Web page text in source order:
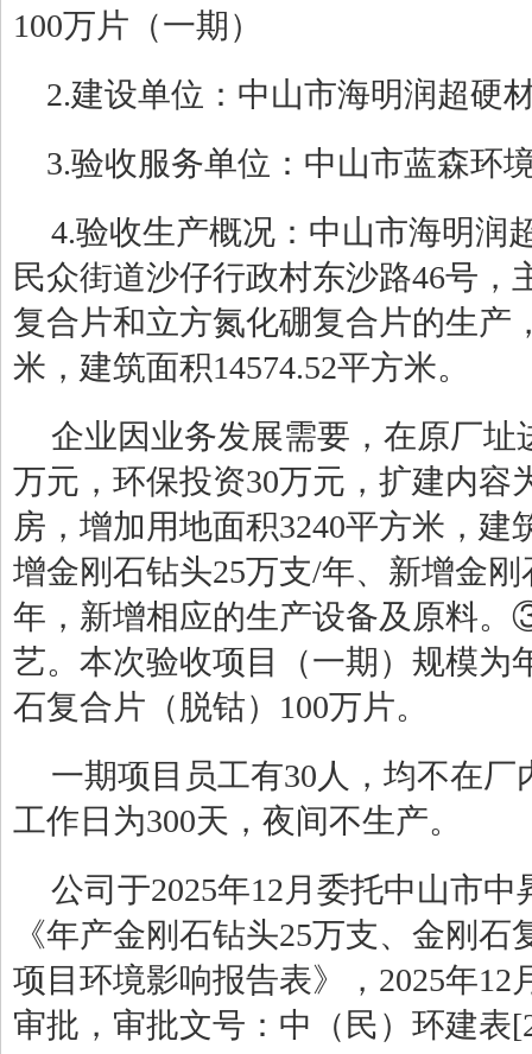
100万片（一期）
2.建设单位：中山市海明润超硬
3.验收服务单位： 中山市蓝森环
4.验收生产概况： 中山市海明润
民众街道沙仔行政村东沙路46号，
复合片和立方氮化硼复合片的生产
米，建筑面积14574.52平方米。
企业因业务发展需要，在原厂址
万元，环保投资30万元，扩建内容
房，增加用地面积3240平方米，建
增金刚石钻头25万支/年、 新增金刚
年，新增相应的生产设备及原料。
艺。本次验收项目（一期）规模为
石复合片（脱钴） 100万片。
一期项目员工有30人，均不在厂
工作日为300天，夜间不生产。
公司于2025年12月委托中山市
《年产金刚石钻头25万支、金刚石
项目环境影响报告表》， 2025年12
审批，审批文号：中（民）环建表